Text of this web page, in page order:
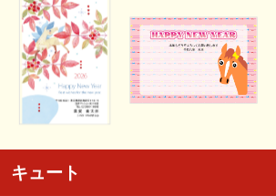
キュート